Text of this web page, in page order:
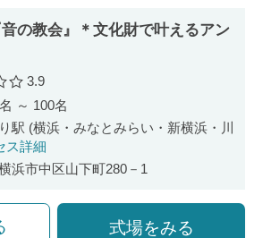
の教会』＊文化財で叶えるアン
口コミ評価
3.9
～ 100名
駅 (横浜・みなとみらい・新横浜・川
ス詳細
浜市中区山下町280－1
式場をみる